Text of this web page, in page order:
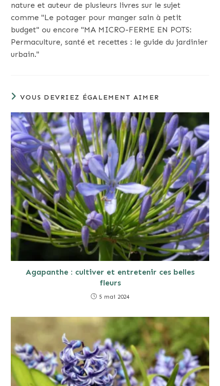
nature et auteur de plusieurs livres sur le sujet
comme "Le potager pour manger sain à petit
budget" ou encore "MA MICRO-FERME EN POTS:
Permaculture, santé et recettes : le guide du jardinier
urbain."
VOUS DEVRIEZ ÉGALEMENT AIMER
Agapanthe : cultiver et entretenir ces belles
fleurs
5 mai 2024